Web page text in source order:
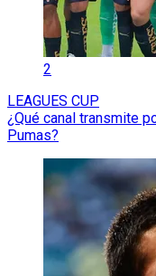
2
LEAGUES CUP
¿Qué canal transmite
Pumas?